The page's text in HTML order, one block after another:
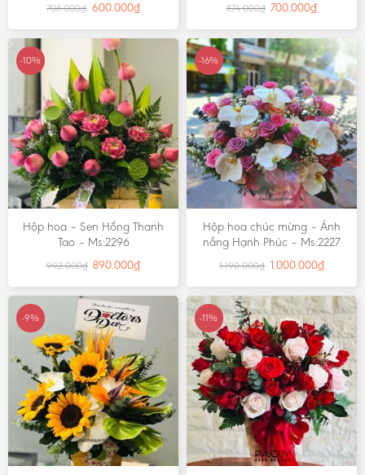
708.000₫ 600.000₫ 874.000₫ 700.000₫
-10%
Hộp hoa – Sen Hồng Thanh
Tao – Ms:2296
992.000₫ 890.000₫
-16%
Hộp hoa chúc mừng – Ánh
nắng Hạnh Phúc – Ms:2227
1.190.000₫ 1.000.000₫
-9% -11%